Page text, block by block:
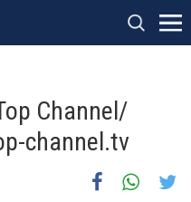
Channel/
channel.tv